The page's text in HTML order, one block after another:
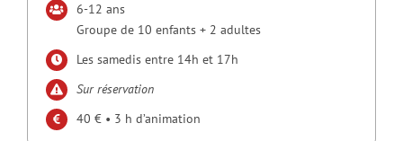
6-12 ans
Groupe de 10 enfants + 2 adultes
Les samedis entre 14h et 17h
Sur réservation
40 € • 3 h d’animation